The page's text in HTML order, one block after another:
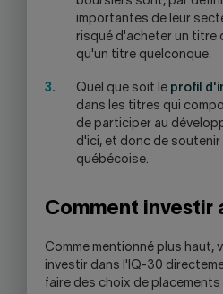
importantes de leur
risqué d'acheter un titre
qu'un titre quelconque.
Quel que soit le profil
dans les titres qui
de participer au
d'ici, et donc de soutenir
québécoise.
Comment investir
Comme mentionné plus haut,
investir dans l'IQ-30
faire des choix de placements